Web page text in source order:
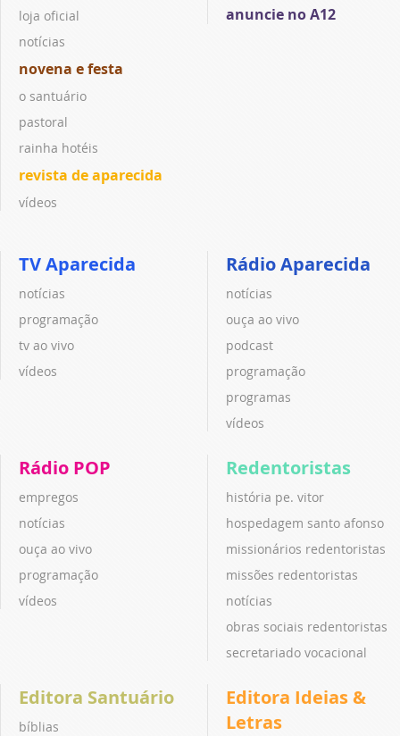
loja oficial
notícias
novena e festa
o santuário
pastoral
rainha hotéis
revista de aparecida
vídeos
anuncie no A12
TV Aparecida
notícias
programação
tv ao vivo
vídeos
Rádio Aparecida
notícias
ouça ao vivo
podcast
programação
programas
vídeos
Rádio POP
empregos
notícias
ouça ao vivo
programação
vídeos
Redentoristas
história pe. vitor
hospedagem santo afonso
missionários redentoristas
missões redentoristas
notícias
obras sociais redentoristas
secretariado vocacional
Editora Santuário
bíblias
Editora Ideias &
Letras